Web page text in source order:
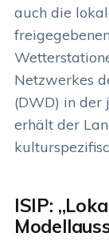
auch die
Netzwerkes
(DWD) in der
erhält der
ISIP: